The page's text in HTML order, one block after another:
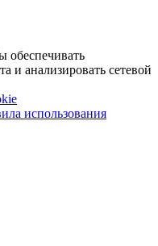
обеспечивать
и анализировать сетевой
использования